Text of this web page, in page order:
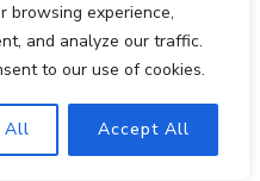
browsing experience,
and analyze our traffic.
to our use of cookies.
All Accept All
policy[/link] for
EL